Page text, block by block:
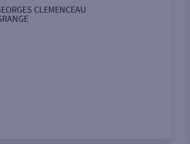
CLEMENCEAU